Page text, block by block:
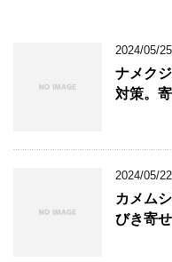
2024/05/25
ナメク
対策。
2024/05/22
カメム
びき寄